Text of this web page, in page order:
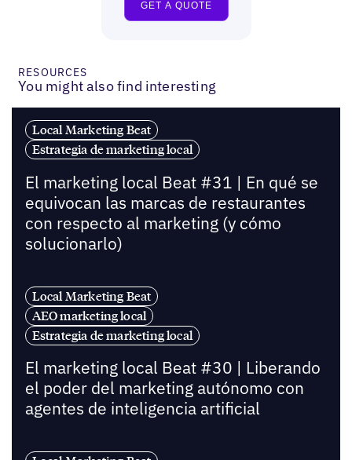
RESOURCES
You might also find interesting
Local Marketing Beat
Estrategia de marketing local
El marketing local Beat #31 | En qué se
equivocan las marcas de restaurantes
con respecto al marketing (y cómo
solucionarlo)
Local Marketing Beat
AEO marketing local
Estrategia de marketing local
El marketing local Beat #30 | Liberando
el poder del marketing autónomo con
agentes de inteligencia artificial